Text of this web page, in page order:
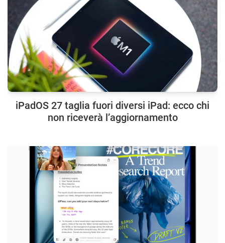
iPadOS 27 taglia fuori diversi iPad: ecco chi
non riceverà l’aggiornamento